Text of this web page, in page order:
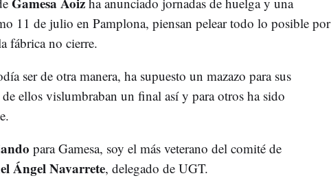
11 de julio en Pamplona, piensan pelear todo lo posible por
fábrica no cierre.
ser de otra manera, ha supuesto un mazazo para sus
ellos vislumbraban un final así y para otros ha sido
para Gamesa, soy el más veterano del comité de
Ángel Navarrete, delegado de UGT.